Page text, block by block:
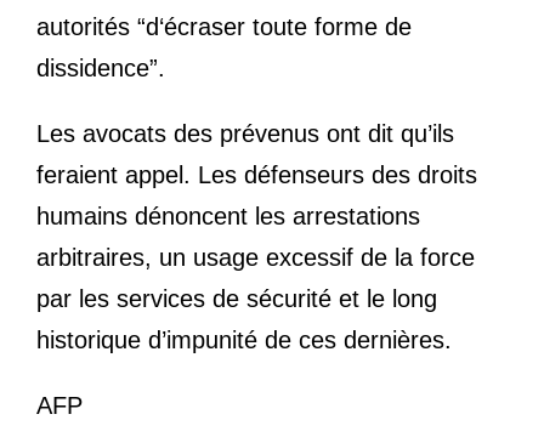
autorités “d‘écraser toute forme de
dissidence”.
Les avocats des prévenus ont dit qu’ils
feraient appel. Les défenseurs des droits
humains dénoncent les arrestations
arbitraires, un usage excessif de la force
par les services de sécurité et le long
historique d’impunité de ces dernières.
AFP